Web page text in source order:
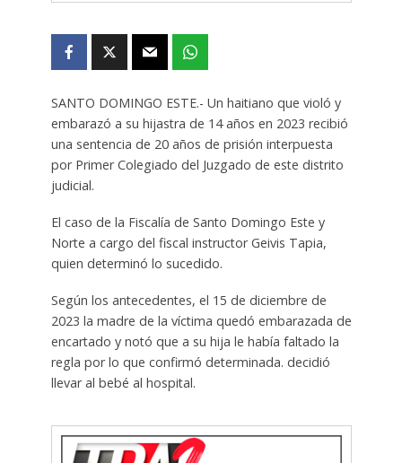
SANTO DOMINGO ESTE.- Un haitiano que violó y
embarazó a su hijastra de 14 años en 2023 recibió
una sentencia de 20 años de prisión interpuesta
por Primer Colegiado del Juzgado de este distrito
judicial.
El caso de la Fiscalía de Santo Domingo Este y
Norte a cargo del fiscal instructor Geivis Tapia,
quien determinó lo sucedido.
Según los antecedentes, el 15 de diciembre de
2023 la madre de la víctima quedó embarazada de
encartado y notó que a su hija le había faltado la
regla por lo que confirmó determinada. decidió
llevar al bebé al hospital.